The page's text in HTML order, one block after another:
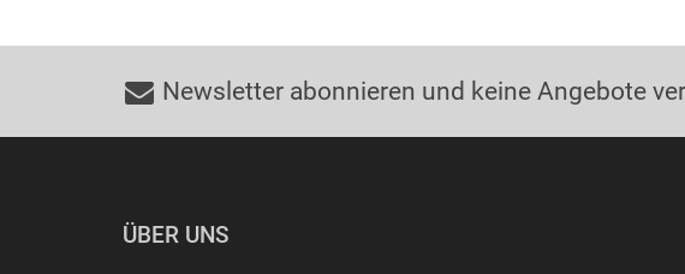
Newsletter abonnieren und keine Angebote
ÜBER UNS